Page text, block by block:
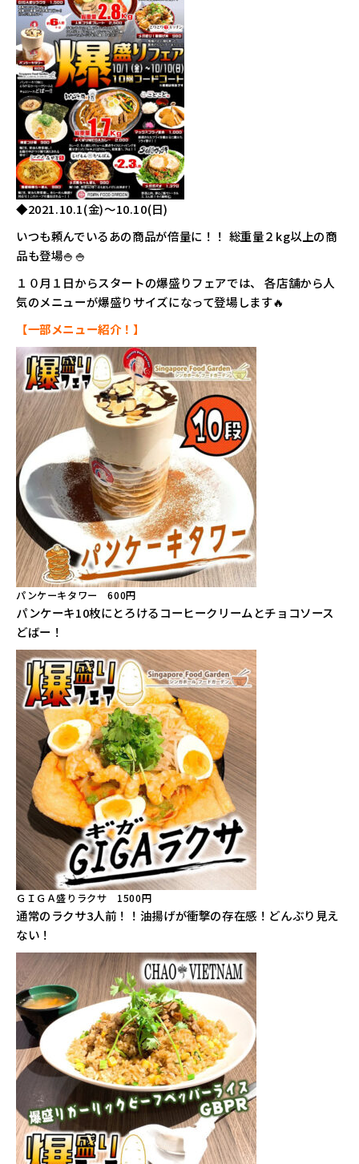
◆2021.10.1(金)～10.10(日)
いつも頼んでいるあの商品が倍量に！！ 総重量２kg以上の商
品も登場🍚🍚
１０月１日からスタートの爆盛りフェアでは、 各店舗から人
気のメニューが爆盛りサイズになって登場します🔥
【一部メニュー紹介！】
パンケーキタワー 600円
パンケーキ10枚にとろけるコーヒークリームとチョコソース
どばー！
ＧＩＧＡ盛りラクサ 1500円
通常のラクサ3人前！！油揚げが衝撃の存在感！どんぶり見え
ない！